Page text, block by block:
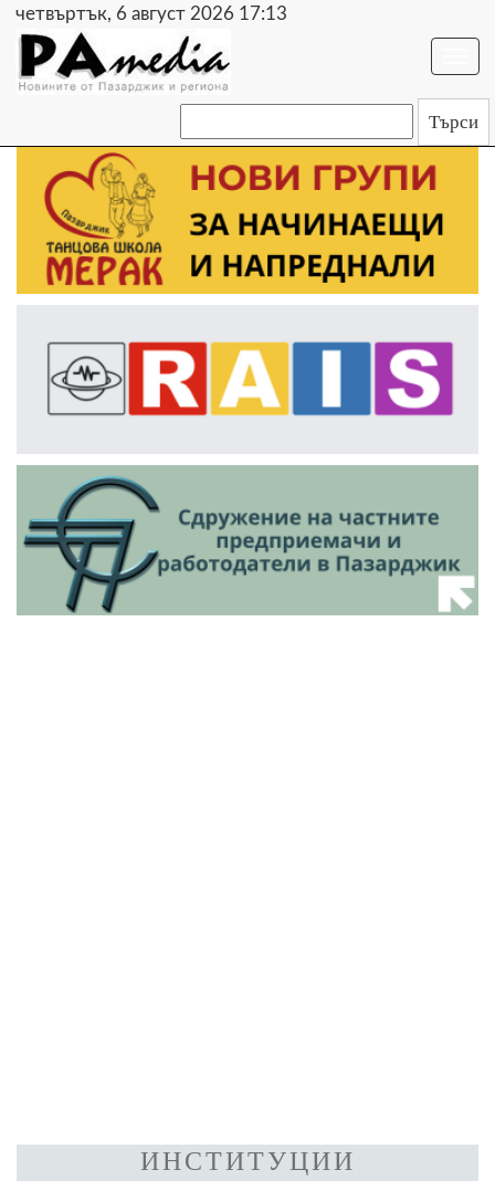
четвъртък, 6 август 2026 17:13
ИНСТИТУЦИИ